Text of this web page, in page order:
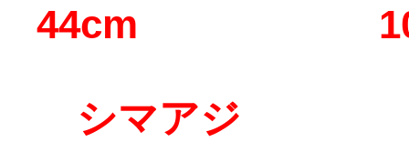
44cm 10
シマアジ